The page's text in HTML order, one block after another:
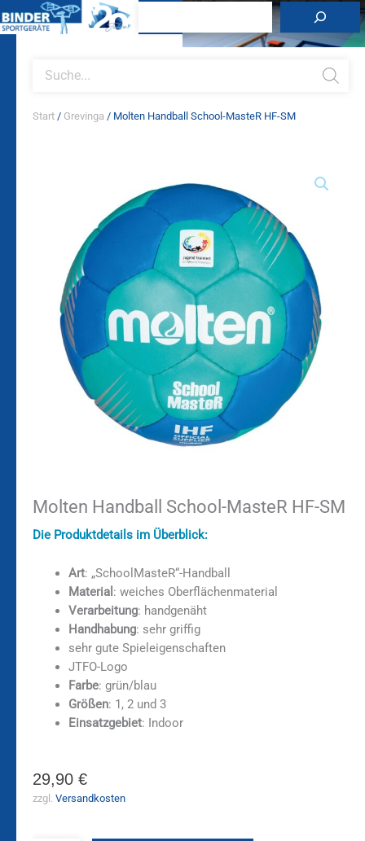
Inhalt
search
Start / Grevinga / Molten Handball School-MasteR HF-SM
Molten Handball School-MasteR HF-SM
Die Produktdetails im Überblick:
Art: „SchoolMasteR“-Handball
Material : weiches Oberflächenmaterial
Verarbeitung: handgenäht
Handhabung: sehr griffig
sehr gute Spieleigenschaften
JTFO-Logo
Farbe: grün/blau
Größen: 1, 2 und 3
Einsatzgebiet: Indoor
29,90 €
zzgl. Versandkosten